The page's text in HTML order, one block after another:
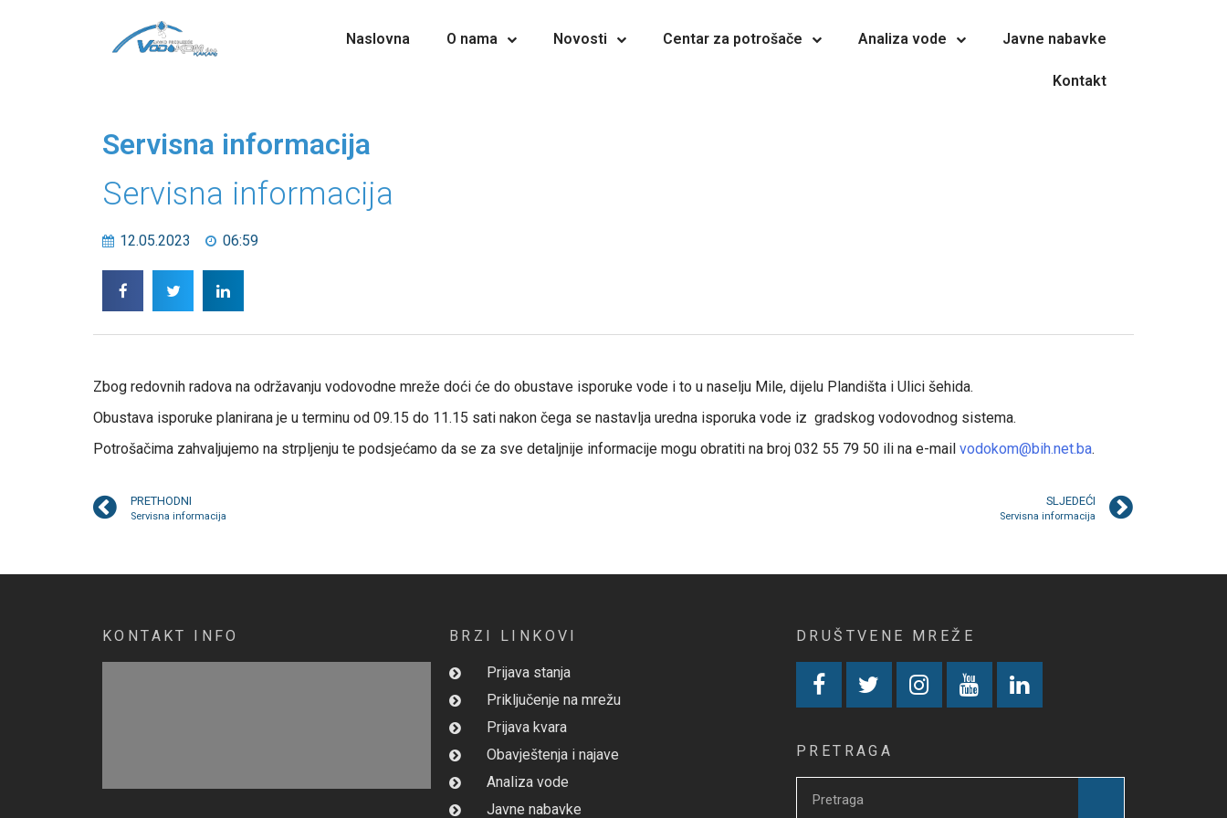
Naslovna O nama Novosti Centar za potrošače Analiza vode Javne nabavke
Kontakt
Servisna informacija
Servisna informacija
12.05.2023 06:59
Zbog redovnih radova na održavanju vodovodne mreže doći će do obustave isporuke vode i to u naselju Mile, dijelu Plandišta i Ulici šehida.
Obustava isporuke planirana je u terminu od 09.15 do 11.15 sati nakon čega se nastavlja uredna isporuka vode iz gradskog vodovodnog sistema.
Potrošačima zahvaljujemo na strpljenju te podsjećamo da se za sve detaljnije informacije mogu obratiti na broj 032 55 79 50 ili na e-mail vodokom@bih.net.ba.
PRETHODNI
Servisna informacija
SLJEDEĆI
Servisna informacija
KONTAKT INFO BRZI LINKOVI
Prijava stanja
Priključenje na mrežu
Prijava kvara
Obavještenja i najave
Analiza vode
Javne nabavke
DRUŠTVENE MREŽE
PRETRAGA